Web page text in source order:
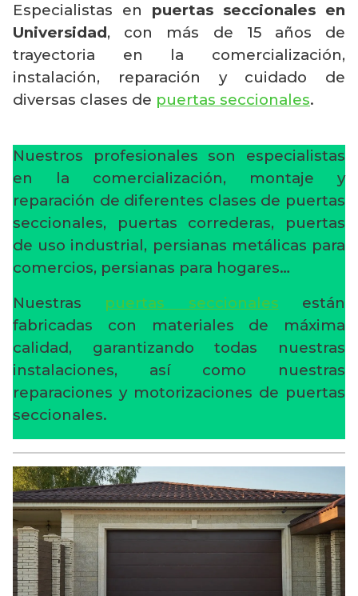
Especialistas en puertas seccionales en
Universidad, con más de 15 años de
trayectoria en la comercialización,
instalación, reparación y cuidado de
diversas clases de puertas seccionales.
Nuestros profesionales son especialistas
en la comercialización, montaje y
reparación de diferentes clases de puertas
seccionales, puertas correderas, puertas
de uso industrial, persianas metálicas para
comercios, persianas para hogares…
Nuestras puertas seccionales están
fabricadas con materiales de máxima
calidad, garantizando todas nuestras
instalaciones, así como nuestras
reparaciones y motorizaciones de puertas
seccionales.